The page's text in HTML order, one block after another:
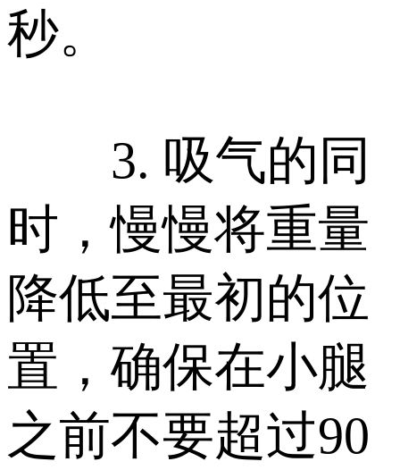
秒。
3. 吸气的同
时，慢慢将重量
降低至最初的位
置，确保在小腿
之前不要超过90